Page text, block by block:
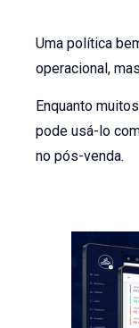
Uma política
operacional,
Enquanto
pode usá-lo
no pós-venda.